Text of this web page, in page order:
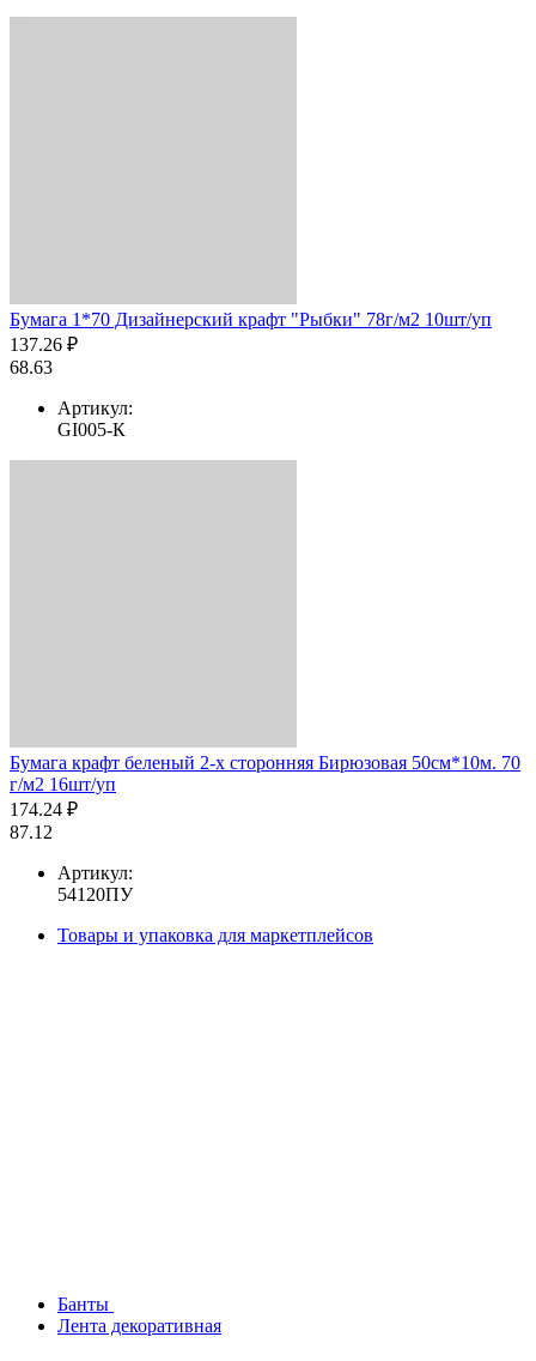
Бумага 1*70 Дизайнерский крафт "Рыбки" 78г/м2 10шт/уп
137.26 ₽
68.63
Артикул:
GI005-К
Бумага крафт беленый 2-х сторонняя Бирюзовая 50см*10м. 70
г/м2 16шт/уп
174.24 ₽
87.12
Артикул:
54120ПУ
Товары и упаковка для маркетплейсов
Банты
Лента декоративная